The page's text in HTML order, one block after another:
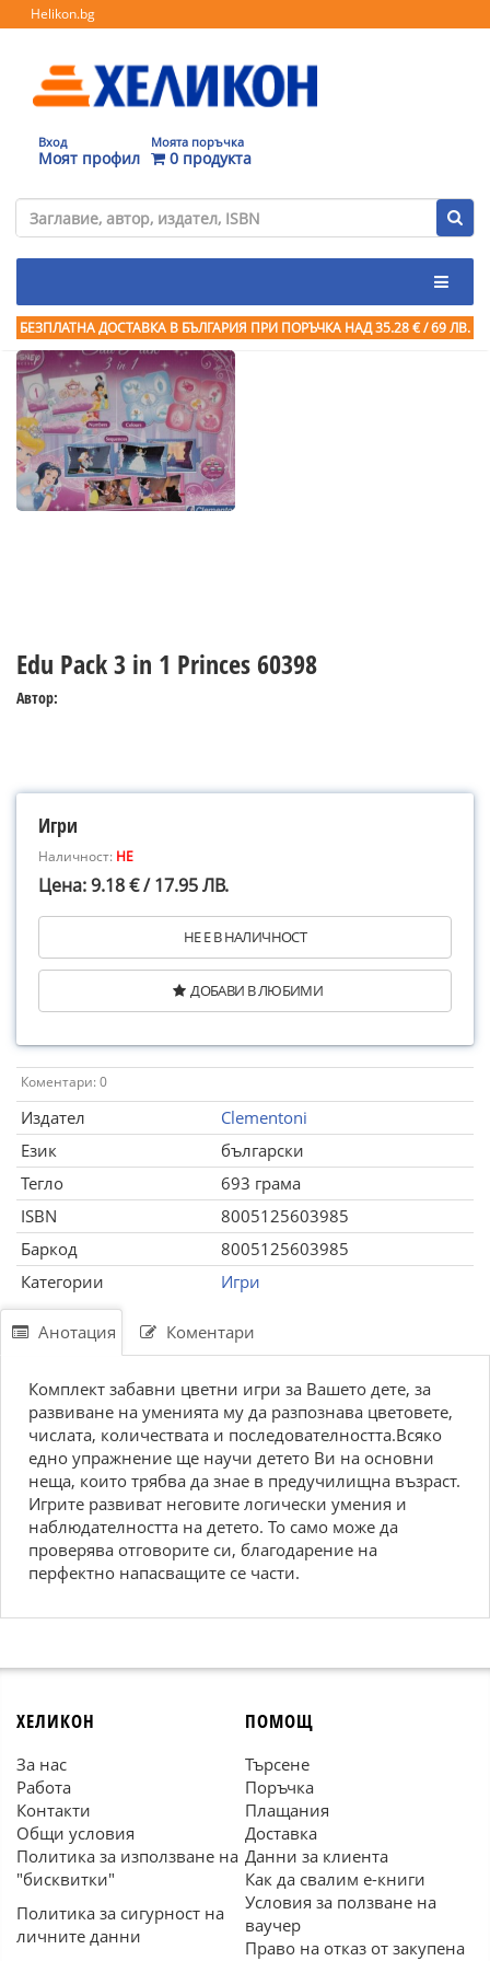
Helikon.bg
Вход
Моят профил
Моята поръчка
0 продукта
БЕЗПЛАТНА ДОСТАВКА В БЪЛГАРИЯ ПРИ ПОРЪЧКА НАД 35.28 € / 69 ЛВ.
Edu Pack 3 in 1 Princes 60398
Автор:
Игри
Наличност: НЕ
Цена: 9.18 € / 17.95 ЛВ.
НЕ Е В НАЛИЧНОСТ
ДОБАВИ В ЛЮБИМИ
Коментари: 0
Издател
Clementoni
Език
български
Тегло
693 грама
ISBN
8005125603985
Баркод
8005125603985
Категории
Игри
Анотация Коментари
Комплект забавни цветни игри за Вашето дете, за
развиване на уменията му да разпознава цветовете,
числата, количествата и последователността.Всяко
едно упражнение ще научи детето Ви на основни
неща, които трябва да знае в предучилищна възраст.
Игрите развиват неговите логически умения и
наблюдателността на детето. То само може да
проверява отговорите си, благодарение на
перфектно напасващите се части.
ХЕЛИКОН
За нас
Работа
Контакти
Общи условия
Политика за използване на
"бисквитки"
Политика за сигурност на
личните данни
ПОМОЩ
Търсене
Поръчка
Плащания
Доставка
Данни за клиента
Как да свалим е-книги
Условия за ползване на
ваучер
Право на отказ от закупена